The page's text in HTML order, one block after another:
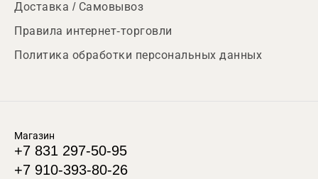
Доставка / Самовывоз
Правила интернет-торговли
Политика обработки персональных данных
Магазин
+7 831 297-50-95
+7 910-393-80-26